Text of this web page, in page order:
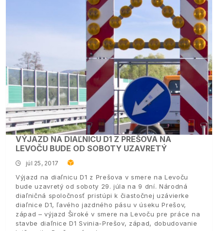
VÝJAZD NA DIAĽNICU D1 Z PREŠOVA NA
LEVOČU BUDE OD SOBOTY UZAVRETÝ
júl 25, 2017
Výjazd na diaľnicu D1 z Prešova v smere na Levoču
bude uzavretý od soboty 29. júla na 9 dní. Národná
diaľničná spoločnosť pristúpi k čiastočnej uzávierke
diaľnice D1, ľavého jazdného pásu v úseku Prešov,
západ – výjazd Široké v smere na Levoču pre práce na
stavbe diaľnice D1 Svinia-Prešov, západ, dobudovanie